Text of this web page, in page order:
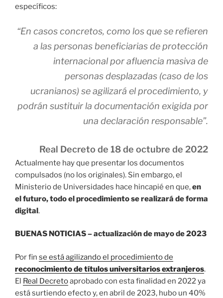
específicos:
“En casos concretos, como los que se refieren
a las personas beneficiarias de protección
internacional por afluencia masiva de
personas desplazadas (caso de los
ucranianos) se agilizará el procedimiento, y
podrán sustituir la documentación exigida por
una declaración responsable”.
Real Decreto de 18 de octubre de 2022
Actualmente hay que presentar los documentos
compulsados (no los originales). Sin embargo, el
Ministerio de Universidades hace hincapié en que,en
el futuro, todo el procedimiento se realizará de forma
digital.
BUENAS NOTICIAS – actualización de mayo de 2023
Por fin se está agilizando el procedimiento de
reconocimiento de títulos universitarios extranjeros.
El Real Decretoaprobado con esta finalidad en 2022 ya
está surtiendo efecto y, en abril de 2023, hubo un 40%